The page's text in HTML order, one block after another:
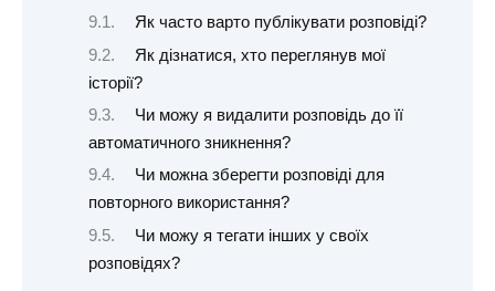
Як часто варто публікувати розповіді?
Як дізнатися, хто переглянув мої
історії?
Чи можу я видалити розповідь до її
автоматичного зникнення?
Чи можна зберегти розповіді для
повторного використання?
Чи можу я тегати інших у своїх
розповідях?